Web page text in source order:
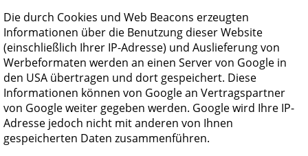
Die durch Cookies und Web Beacons erzeugten
Informationen über die Benutzung dieser Website
(einschließlich Ihrer IP-Adresse) und Auslieferung von
Werbeformaten werden an einen Server von Google in
den USA übertragen und dort gespeichert. Diese
Informationen können von Google an Vertragspartner
von Google weiter gegeben werden. Google wird Ihre IP-
Adresse jedoch nicht mit anderen von Ihnen
gespeicherten Daten zusammenführen.